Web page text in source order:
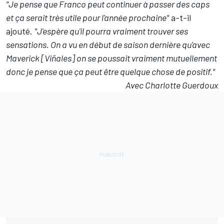
"Je pense que Franco peut continuer à passer des caps
et ça serait très utile pour l'année prochaine"a-t-il
ajouté. "J'espère qu'il pourra vraiment trouver ses
sensations. On a vu en début de saison dernière qu'avec
Maverick [Viñales] on se poussait vraiment mutuellement
donc je pense que ça peut être quelque chose de positif."
Avec Charlotte Guerdoux